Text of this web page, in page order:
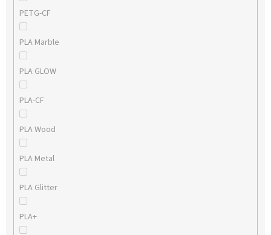
PETG-CF
PLA Marble
PLA GLOW
PLA-CF
PLA Wood
PLA Metal
PLA Glitter
PLA+